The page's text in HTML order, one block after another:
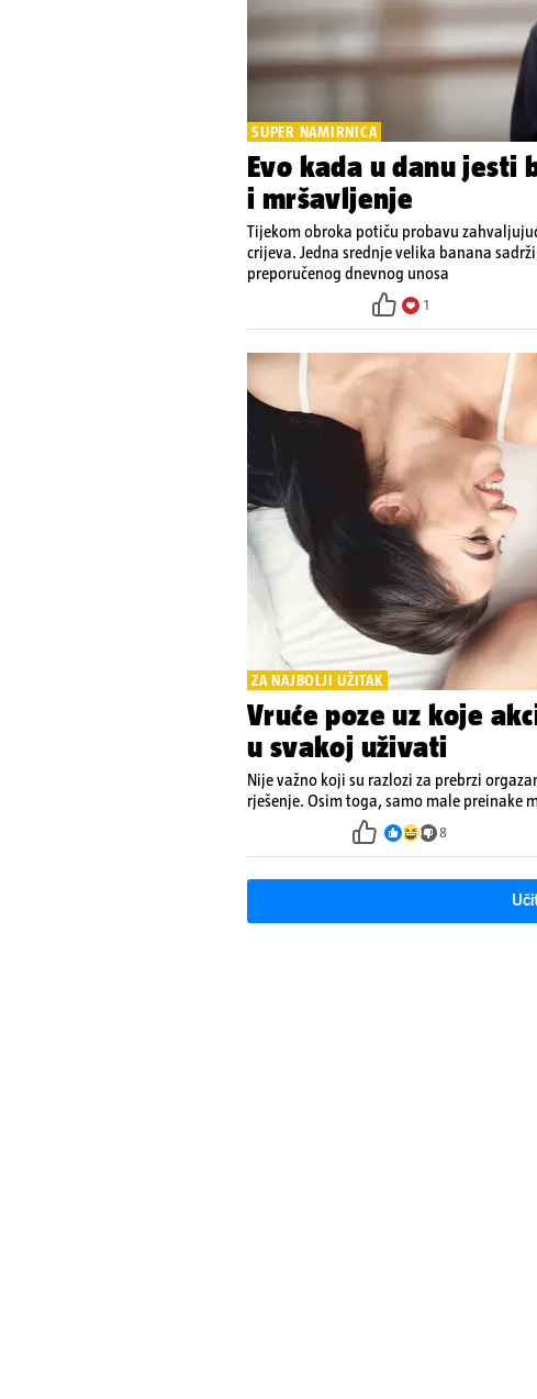
SUPER NAMIRNICA
Evo kada u danu jesti
i mršavljenje
Tijekom obroka potiču probavu
crijeva. Jedna srednje velika banana
preporučenog dnevnog unosa
1
ZA NAJBOLJI UŽITAK
Vruće poze uz koje
u svakoj uživati
Nije važno koji su razlozi za prebrzi
rješenje. Osim toga, samo male preinake
8